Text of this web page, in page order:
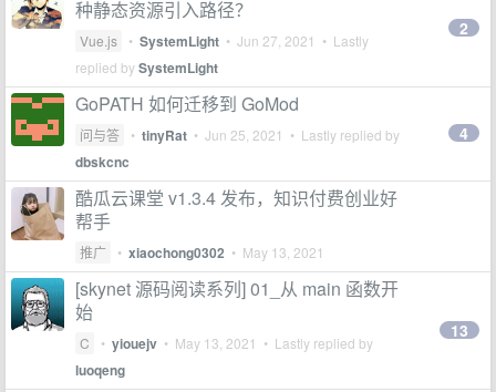
种静态资源引入路径？
Vue.js • SystemLight • Jun 27, 2021 • Lastly
replied bySystemLight
2
GoPATH 如何迁移到 GoMod
问与答 • tinyRat • Jun 25, 2021 • Lastly replied by
dbskcnc
4
酷瓜云课堂 v1.3.4 发布，知识付费创业好
帮手
推广 • xiaochong0302 • May 13, 2021
[skynet 源码阅读系列] 01_从 main 函数开
始
C • yiouejv • May 13, 2021 • Lastly replied by
luoqeng
13